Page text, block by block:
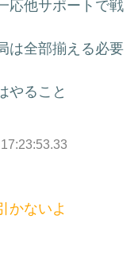
応他サポートで戦
は全部揃える必要
やること
かないよ